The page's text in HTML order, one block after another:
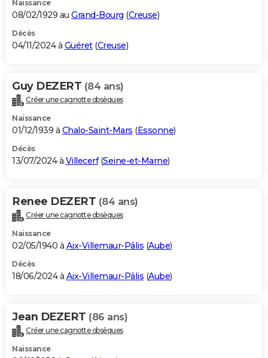
Naissance
08/02/1929 au Grand-Bourg (Creuse)
Décès
04/11/2024 à Guéret(Creuse)
Guy DEZERT (84 ans)
Créer une cagnotte obsèques
Naissance
01/12/1939 à Chalo-Saint-Mars (Essonne)
Décès
13/07/2024 à Villecerf(Seine-et-Marne)
Renee DEZERT (84 ans)
Créer une cagnotte obsèques
Naissance
02/05/1940 à Aix-Villemaur-Pâlis (Aube)
Décès
18/06/2024 à Aix-Villemaur-Pâlis (Aube)
Jean DEZERT (86 ans)
Créer une cagnotte obsèques
Naissance